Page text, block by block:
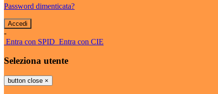
Password dimenticata?
-
Entra con SPID Entra con CIE
Seleziona utente
button close ×